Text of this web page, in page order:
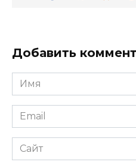
Добавить
Имя
*
Email
*
Сайт